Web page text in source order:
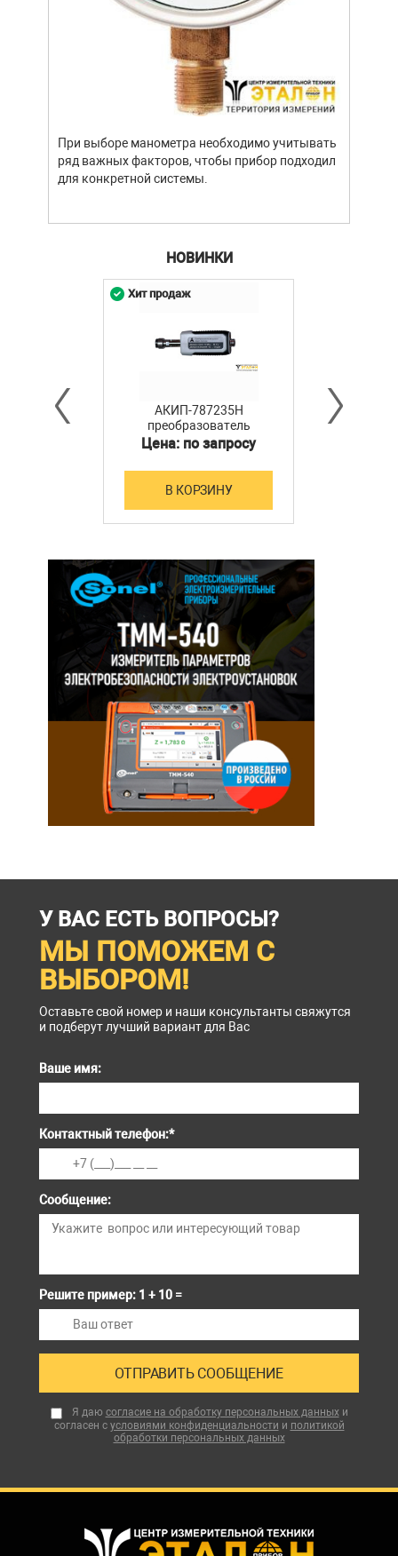
При выборе манометра необходимо учитывать
ряд важных факторов, чтобы прибор подходил
для конкретной системы.
НОВИНКИ
АКИП-787235H
преобразователь
мощности
Цена: по запросу
В КОРЗИНУ
Хит продаж
У ВАС ЕСТЬ ВОПРОСЫ?
МЫ ПОМОЖЕМ С
ВЫБОРОМ!
Оставьте свой номер и наши консультанты свяжутся
и подберут лучший вариант для Вас
Ваше имя:
Контактный телефон:*
Сообщение:
Решите пример: 1 + 10 =
Я даю согласие на обработку персональных данныхи
согласен с условиями конфиденциальности и политикой
обработки персональных данных